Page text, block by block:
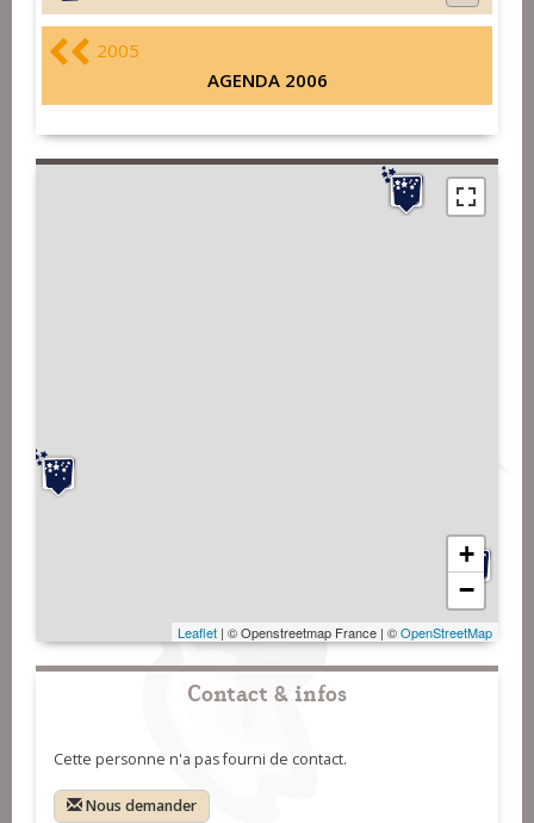
2005
AGENDA 2006
+
−
Leaflet | © Openstreetmap France | ©OpenStreetMap
Contact & infos
Cette personne n'a pas fourni de contact.
Nous demander